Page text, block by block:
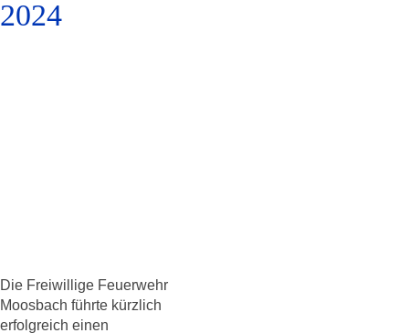
2024
Die Freiwillige Feuerwehr
Moosbach führte kürzlich
erfolgreich einen